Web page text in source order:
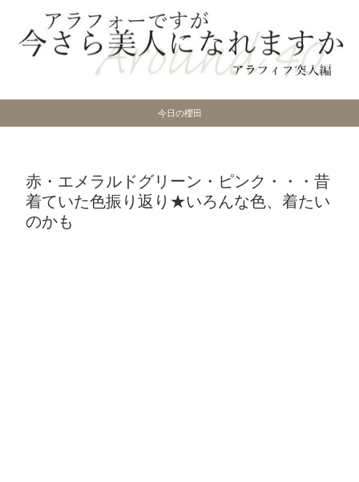
今日の櫻田
赤・エメラルドグリーン・ピンク・・・昔
着ていた色振り返り★いろんな色、着たい
のかも